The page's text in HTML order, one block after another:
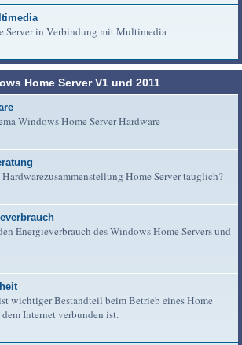
Server in Verbindung mit Multimedia
Home Server V1 und 2011
Windows Home Server Hardware
Home Server tauglich?
Energieverbrauch des Windows Home Servers und
wichtiger Bestandteil beim Betrieb eines Home
dem Internet verbunden ist.